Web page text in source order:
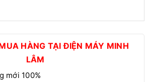
HÀNG TẠI ĐIỆN MÁY MINH
LÂM
mới 100%